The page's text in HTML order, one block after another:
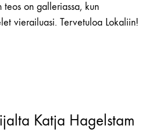
teos on galleriassa, kun
vierailuasi. Tervetuloa Lokaliin!
Katja Hagelstam